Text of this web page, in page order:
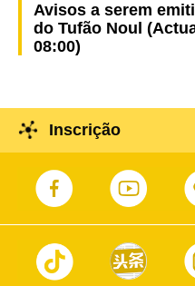
Avisos a serem
do Tufão Noul
08:00)
Inscrição